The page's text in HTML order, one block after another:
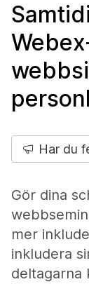
Har du
Gör dina
mer
inkludera
deltagarna